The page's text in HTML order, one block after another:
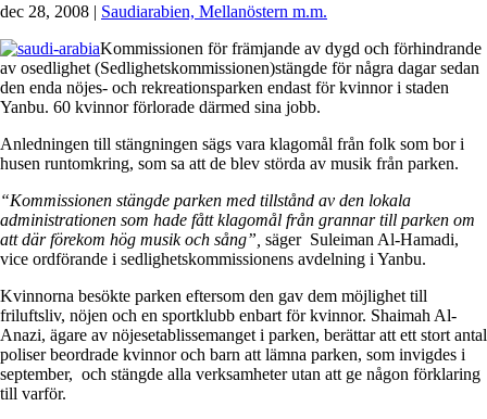
dec 28, 2008 | Saudiarabien, Mellanöstern m.m.
Kommissionen för främjande av dygd och förhindrande
av osedlighet (Sedlighetskommissionen)stängde för några dagar sedan
den enda nöjes- och rekreationsparken endast för kvinnor i staden
Yanbu. 60 kvinnor förlorade därmed sina jobb.
Anledningen till stängningen sägs vara klagomål från folk som bor i
husen runtomkring, som sa att de blev störda av musik från parken.
“Kommissionen stängde parken med tillstånd av den lokala
administrationen som hade fått klagomål från grannar till parken om
att där förekom hög musik och sång”, säger Suleiman Al-Hamadi,
vice ordförande i sedlighetskommissionens avdelning i Yanbu.
Kvinnorna besökte parken eftersom den gav dem möjlighet till
friluftsliv, nöjen och en sportklubb enbart för kvinnor. Shaimah Al-
Anazi, ägare av nöjesetablissemanget i parken, berättar att ett stort antal
poliser beordrade kvinnor och barn att lämna parken, som invigdes i
september, och stängde alla verksamheter utan att ge någon förklaring
till varför.